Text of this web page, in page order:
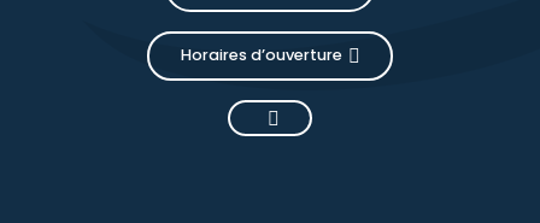
Horaires d’ouverture